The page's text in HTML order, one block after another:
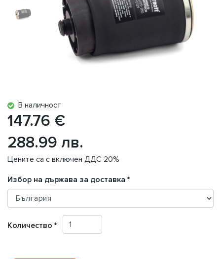
В наличност
147.76 €
288.99 лв.
Цените са с включен ДДС 20%
Избор на държава за доставка *
Количество *